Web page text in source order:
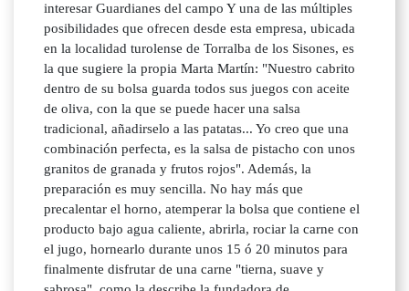
interesar Guardianes del campo Y una de las múltiples
posibilidades que ofrecen desde esta empresa, ubicada
en la localidad turolense de Torralba de los Sisones, es
la que sugiere la propia Marta Martín: "Nuestro cabrito
dentro de su bolsa guarda todos sus juegos con aceite
de oliva, con la que se puede hacer una salsa
tradicional, añadirselo a las patatas... Yo creo que una
combinación perfecta, es la salsa de pistacho con unos
granitos de granada y frutos rojos". Además, la
preparación es muy sencilla. No hay más que
precalentar el horno, atemperar la bolsa que contiene el
producto bajo agua caliente, abrirla, rociar la carne con
el jugo, hornearlo durante unos 15 ó 20 minutos para
finalmente disfrutar de una carne "tierna, suave y